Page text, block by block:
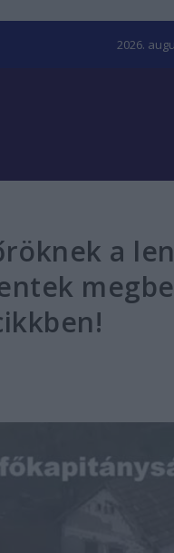
2026.
a